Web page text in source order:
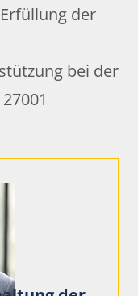
der
bei der